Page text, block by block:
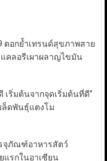
ตอกย้ำเทรนด์สุขภาพสาย
นแคลอรีเผาผลาญไขมัน
เริ่มต้นจากจุดเริ่มต้นที่ดี”
ล็ดพันธุ์แตงโม
รจุภัณฑ์อาหารสัตว์
แรกในอาเซียน